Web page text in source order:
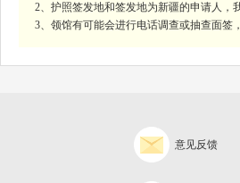
2、护照签发地和签发地为新疆的申请人，
3、领馆有可能会进行电话调查或抽查面签
意见反馈